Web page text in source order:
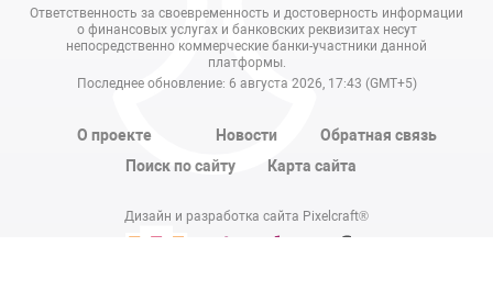
Ответственность за своевременность и достоверность информации
о финансовых услугах и банковских реквизитах несут
непосредственно коммерческие банки-участники данной
платформы.
Последнее обновление: 6 августа 2026, 17:43 (GMT+5)
О проекте Новости
Обратная связь
Поиск по сайту
Карта сайта
Дизайн и разработка сайта Pixelcraft®